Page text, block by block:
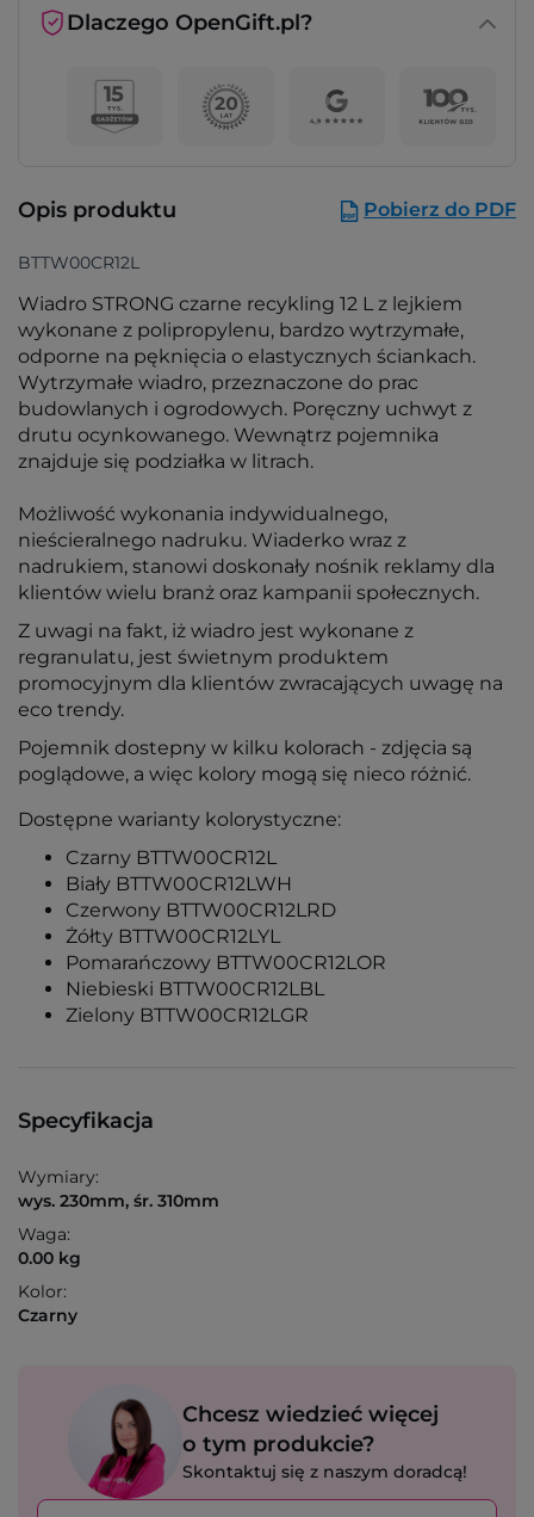
Dlaczego OpenGift.pl?
Opis produktu Pobierz do PDF
BTTW00CR12L
Wiadro STRONG czarne recykling 12 L z lejkiem
wykonane z polipropylenu, bardzo wytrzymałe,
odporne na pęknięcia o elastycznych ściankach.
Wytrzymałe wiadro, przeznaczone do prac
budowlanych i ogrodowych. Poręczny uchwyt z
drutu ocynkowanego. Wewnątrz pojemnika
znajduje się podziałka w litrach.
Możliwość wykonania indywidualnego,
nieścieralnego nadruku. Wiaderko wraz z
nadrukiem, stanowi doskonały nośnik reklamy dla
klientów wielu branż oraz kampanii społecznych.
Z uwagi na fakt, iż wiadro jest wykonane z
regranulatu, jest świetnym produktem
promocyjnym dla klientów zwracających uwagę na
eco trendy.
Pojemnik dostepny w kilku kolorach - zdjęcia są
poglądowe, a więc kolory mogą się nieco różnić.
Dostępne warianty kolorystyczne:
Czarny BTTW00CR12L
Biały BTTW00CR12LWH
Czerwony BTTW00CR12LRD
Żółty BTTW00CR12LYL
Pomarańczowy BTTW00CR12LOR
Niebieski BTTW00CR12LBL
Zielony BTTW00CR12LGR
Specyfikacja
Wymiary:
wys. 230mm, śr. 310mm
Waga:
0.00 kg
Kolor:
Czarny
Chcesz wiedzieć więcej
o tym produkcie?
Skontaktuj się z naszym doradcą!